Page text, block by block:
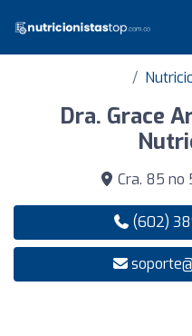
Dra. Grace
Cra. 85 no
(602)